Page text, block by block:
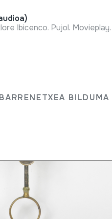
BILDUMA
Ibicenco. Pujol. Movieplay.